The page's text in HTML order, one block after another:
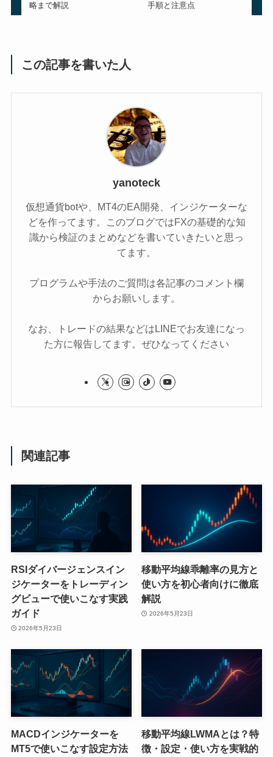
略まで解説
手順と注意点
この記事を書いた人
yanoteck
仮想通貨botや、MT4のEA開発、インジケーターな
どを作ってます。このブログではFXの基礎的な知
識から検証のまとめなどを書いていきたいと思っ
てます。
プログラムや手法のご質問は各記事のコメント欄
からお願いします。
なお、トレードの結果などはLINEでお友達になっ
た方に報告してます。ぜひなってください
関連記事
RSIダイバージェンスイン
ジケーターをトレーディン
グビューで使いこなす実践
ガイド
2026年5月23日
移動平均線乖離率の見方と
使い方を初心者向けに徹底
解説
2026年5月23日
MACDインジケーターを
MT5で使いこなす設定方法
移動平均線LWMAとは？特
徴・設定・使い方を実戦的